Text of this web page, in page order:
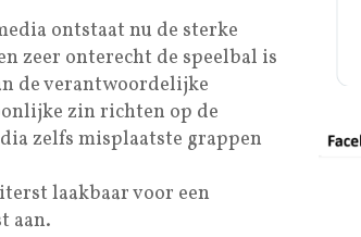
ontstaat nu de sterke
zeer onterecht de speelbal is
de verantwoordelijke
zin richten op de
zelfs misplaatste grappen
laakbaar voor een
aan.